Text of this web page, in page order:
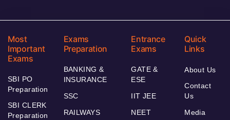
Most
Important
Exams
SBI PO
Preparation
SBI CLERK
Preparation
Exams
Preparation
BANKING &
INSURANCE
SSC
RAILWAYS
Entrance
Exams
GATE &
ESE
IIT JEE
NEET
Quick
Links
About Us
Contact
Us
Media